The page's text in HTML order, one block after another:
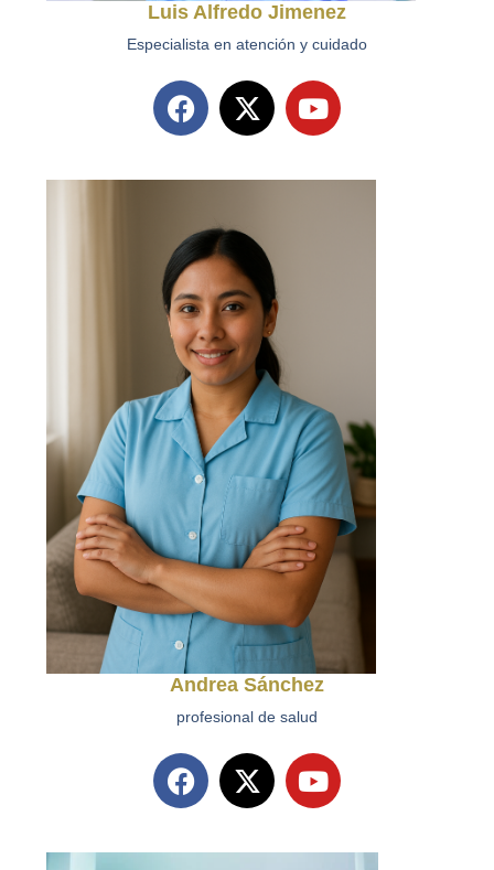
Luis Alfredo Jimenez
Especialista en atención y cuidado
Andrea Sánchez
profesional de salud